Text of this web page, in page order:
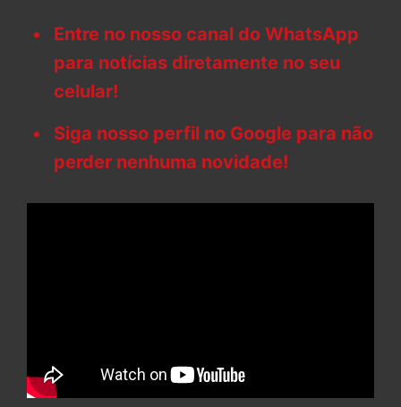
Entre no nosso canal do WhatsApp
para notícias diretamente no seu
celular!
Siga nosso perfil no Google para não
perder nenhuma novidade!